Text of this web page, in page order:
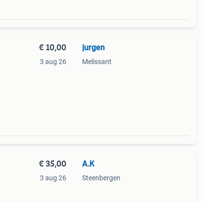
€ 10,00
3 aug 26
jurgen
Melissant
€ 35,00
3 aug 26
A.K
Steenbergen